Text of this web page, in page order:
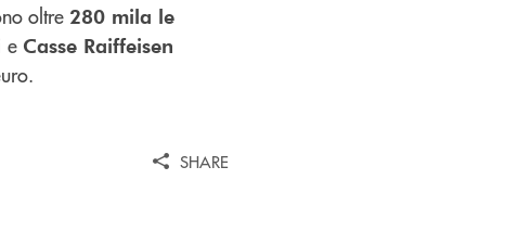
oltre 280 mila le
e Casse Raiffeisen
SHARE